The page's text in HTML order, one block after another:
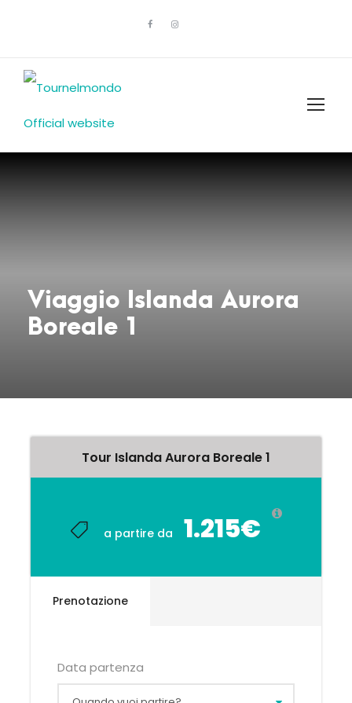
Viaggio Islanda Aurora
Boreale 1
Tour Islanda Aurora Boreale 1
a partire da 1.215€
Prenotazione
Data partenza